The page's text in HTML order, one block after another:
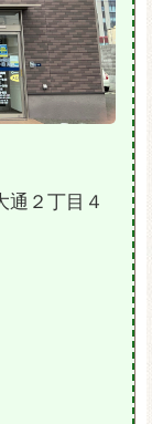
２丁目４